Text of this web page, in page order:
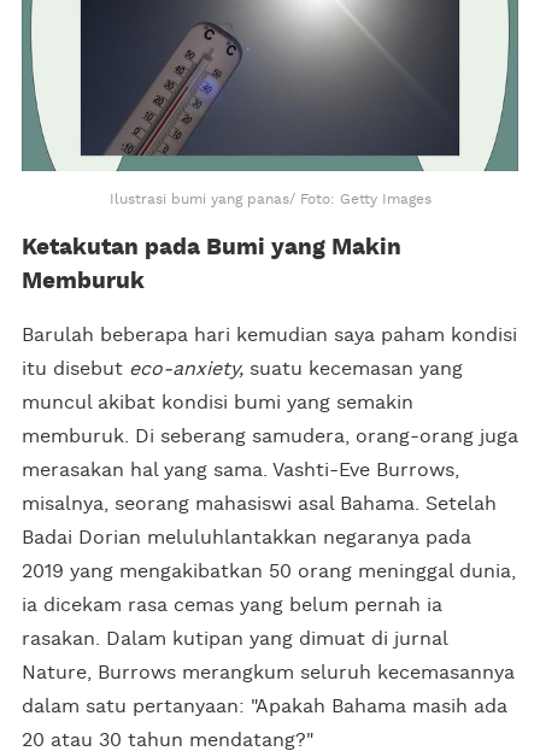
Ilustrasi bumi yang panas/ Foto: Getty Images
Ketakutan pada Bumi yang Makin
Memburuk
Barulah beberapa hari kemudian saya paham kondisi
itu disebut eco-anxiety, suatu kecemasan yang
muncul akibat kondisi bumi yang semakin
memburuk. Di seberang samudera, orang-orang juga
merasakan hal yang sama. Vashti-Eve Burrows,
misalnya, seorang mahasiswi asal Bahama. Setelah
Badai Dorian meluluhlantakkan negaranya pada
2019 yang mengakibatkan 50 orang meninggal dunia,
ia dicekam rasa cemas yang belum pernah ia
rasakan. Dalam kutipan yang dimuat di jurnal
Nature, Burrows merangkum seluruh kecemasannya
dalam satu pertanyaan: "Apakah Bahama masih ada
20 atau 30 tahun mendatang?"